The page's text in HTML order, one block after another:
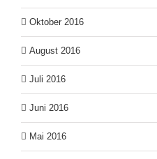
Oktober 2016
August 2016
Juli 2016
Juni 2016
Mai 2016